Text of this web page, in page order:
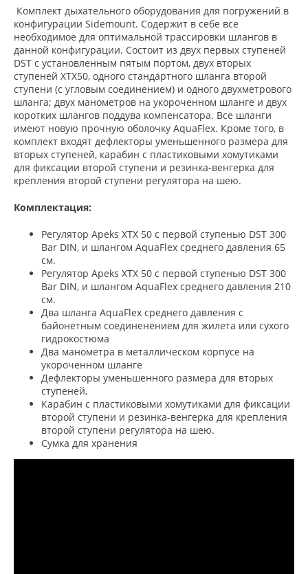
Комплект дыхательного оборудования для погружений в
конфигурации Sidemount. Содержит в себе все
необходимое для оптимальной трассировки шлангов в
данной конфигурации. Состоит из двух первых ступеней
DST с установленным пятым портом, двух вторых
ступеней XTX50, одного стандартного шланга второй
ступени (с угловым соединением) и одного двухметрового
шланга; двух манометров на укороченном шланге и двух
коротких шлангов поддува компенсатора. Все шланги
имеют новую прочную оболочку AquaFlex. Кроме того, в
комплект входят дефлекторы уменьшенного размера для
вторых ступеней, карабин с пластиковыми хомутиками
для фиксации второй ступени и резинка-венгерка для
крепления второй ступени регулятора на шею.
Комплектация:
Регулятор Apeks XTX 50 с первой ступенью DST 300
Bar DIN, и шлангом AquaFlex среднего давления 65
см.
Регулятор Apeks XTX 50 с первой ступенью DST 300
Bar DIN, и шлангом AquaFlex среднего давления 210
см.
Два шланга AquaFlex среднего давления с
байонетным соединенением для жилета или сухого
гидрокостюма
Два манометра в металлическом корпусе на
укороченном шланге
Дефлекторы уменьшенного размера для вторых
ступеней,
Карабин с пластиковыми хомутиками для фиксации
второй ступени и резинка-венгерка для крепления
второй ступени регулятора на шею.
Сумка для хранения